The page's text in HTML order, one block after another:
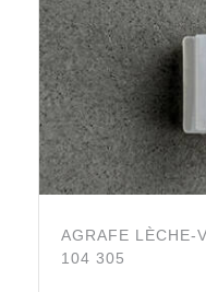
AGRAFE LÈCHE-
104 305